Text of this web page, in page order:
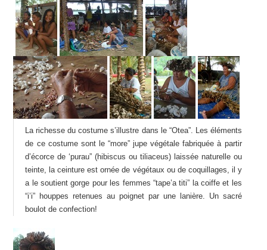
La richesse du costume s’illustre dans le “Otea”. Les éléments
de ce costume sont le “more” jupe végétale fabriquée à partir
d’écorce de ‘purau” (hibiscus ou tiliaceus) laissée naturelle ou
teinte, la ceinture est ornée de végétaux ou de coquillages, il y
a le soutient gorge pour les femmes “tape’a titi” la coiffe et les
“i’i” houppes retenues au poignet par une lanière. Un sacré
boulot de confection!